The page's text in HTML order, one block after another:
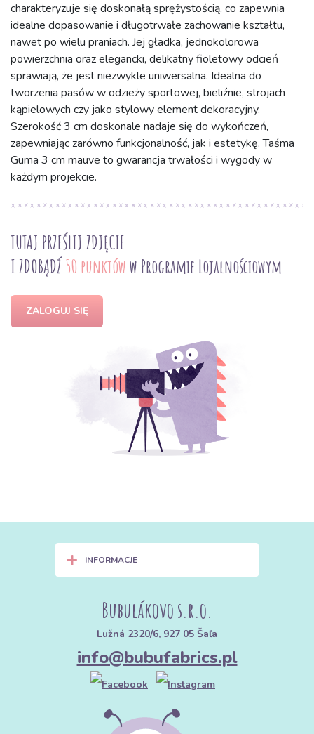
charakteryzuje się doskonałą sprężystością, co zapewnia
idealne dopasowanie i długotrwałe zachowanie kształtu,
nawet po wielu praniach. Jej gładka, jednokolorowa
powierzchnia oraz elegancki, delikatny fioletowy odcień
sprawiają, że jest niezwykle uniwersalna. Idealna do
tworzenia pasów w odzieży sportowej, bieliźnie, strojach
kąpielowych czy jako stylowy element dekoracyjny.
Szerokość 3 cm doskonale nadaje się do wykończeń,
zapewniając zarówno funkcjonalność, jak i estetykę. Taśma
Guma 3 cm mauve to gwarancja trwałości i wygody w
każdym projekcie.
TUTAJ PRZEŚLIJ ZDJĘCIE
I ZDOBĄDŹ 50 punktóww Programie Lojalnościowym
ZALOGUJ SIĘ
+ INFORMACJE
Bubulákovo s.r.o.
Lužná 2320/6, 927 05 Šaľa
info@bubufabrics.pl